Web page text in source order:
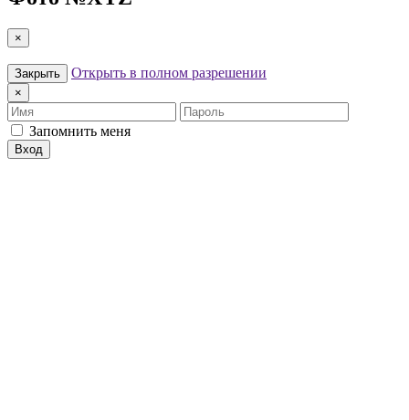
×
Закрыть Открыть в полном разрешении
×
Имя
Пароль
Запомнить меня
Вход